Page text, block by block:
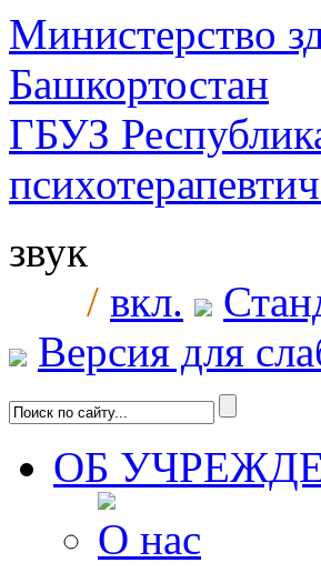
Министерство
Башкортостан
ГБУЗ
звук
/ вкл.
Версия для
ОБ
О нас